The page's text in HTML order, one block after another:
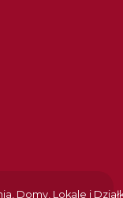
Domy, Lokale i